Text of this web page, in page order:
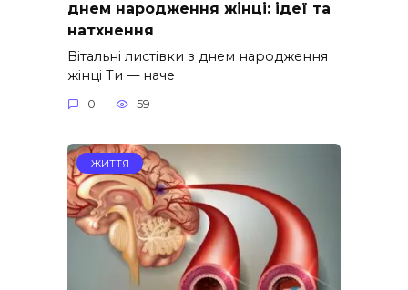
днем народження жінці: ідеї та
натхнення
Вітальні листівки з днем народження
жінці Ти — наче
0 59
ЖИТТЯ